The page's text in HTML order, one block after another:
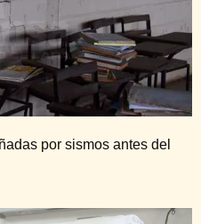
por sismos antes del